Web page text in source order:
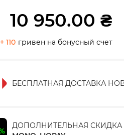
10 950.00 ₴
+ 110 гривен на бонусный счет
БЕСПЛАТНАЯ ДОСТАВКА
ДОПОЛНИТЕЛЬНАЯ СКИДКА